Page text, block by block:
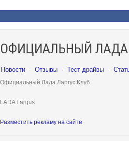
ОФИЦИАЛЬНЫЙ ЛАДА
Новости · Отзывы · Тест-драйвы ·
Официальный Лада Ларгус Клуб
LADA Largus
Разместить рекламу на сайте